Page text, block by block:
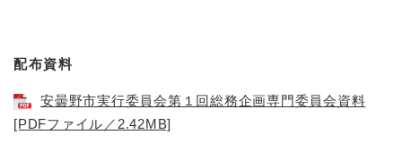
配布資料
安曇野市実行委員会第１回総務企画専門委員会資料
[PDFファイル／2.42MB]